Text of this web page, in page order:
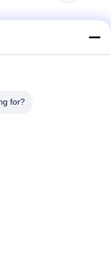
Cuibao-
for?